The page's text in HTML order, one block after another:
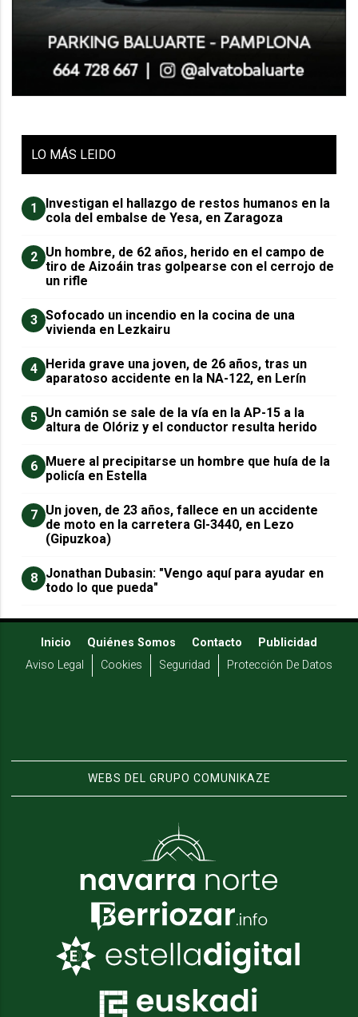
LO MÁS LEIDO
1
Investigan el hallazgo de restos humanos en la
cola del embalse de Yesa, en Zaragoza
2 Un hombre, de 62 años, herido en el campo de
tiro de Aizoáin tras golpearse con el cerrojo de
un rifle
3 Sofocado un incendio en la cocina de una
vivienda en Lezkairu
4 Herida grave una joven, de 26 años, tras un
aparatoso accidente en la NA-122, en Lerín
5 Un camión se sale de la vía en la AP-15 a la
altura de Olóriz y el conductor resulta herido
6 Muere al precipitarse un hombre que huía de la
policía en Estella
7 Un joven, de 23 años, fallece en un accidente
de moto en la carretera GI-3440, en Lezo
(Gipuzkoa)
8 Jonathan Dubasin: "Vengo aquí para ayudar en
todo lo que pueda"
Inicio Quiénes Somos Contacto
Publicidad
Aviso Legal
Cookies Seguridad Protección De Datos
WEBS DEL GRUPO COMUNIKAZE